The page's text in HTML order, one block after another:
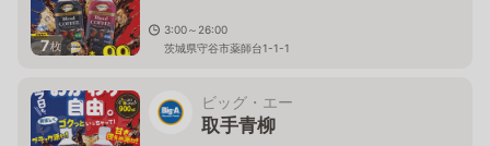
7枚
3:00～26:00
茨城県守谷市薬師台1-1-1
ビッグ・エー
取手青柳